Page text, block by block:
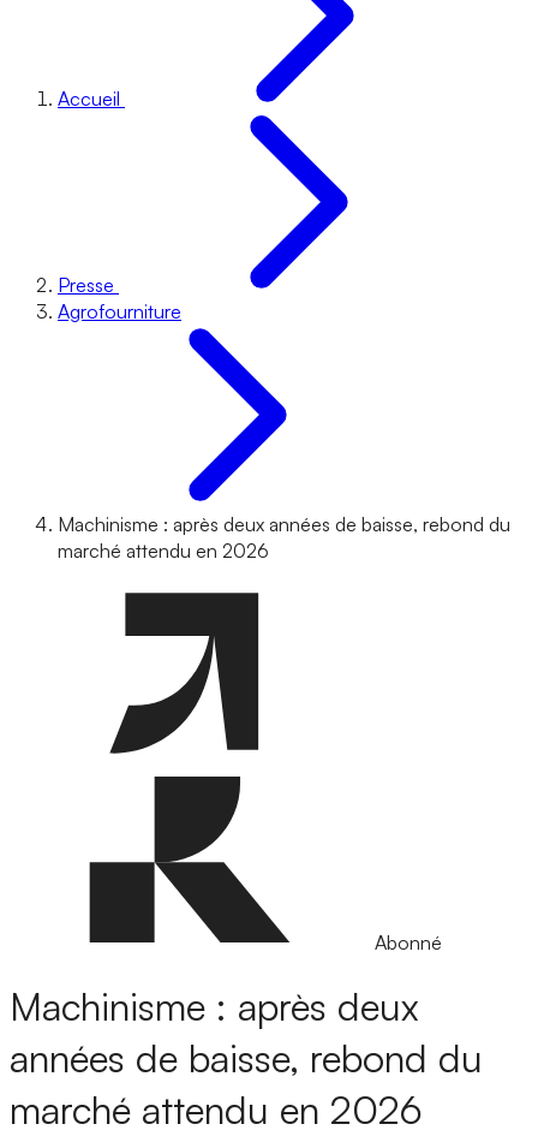
Accueil
Presse
Agrofourniture
Machinisme : après deux années de baisse, rebond du
marché attendu en 2026
Abonné
Machinisme : après deux
années de baisse, rebond du
marché attendu en 2026